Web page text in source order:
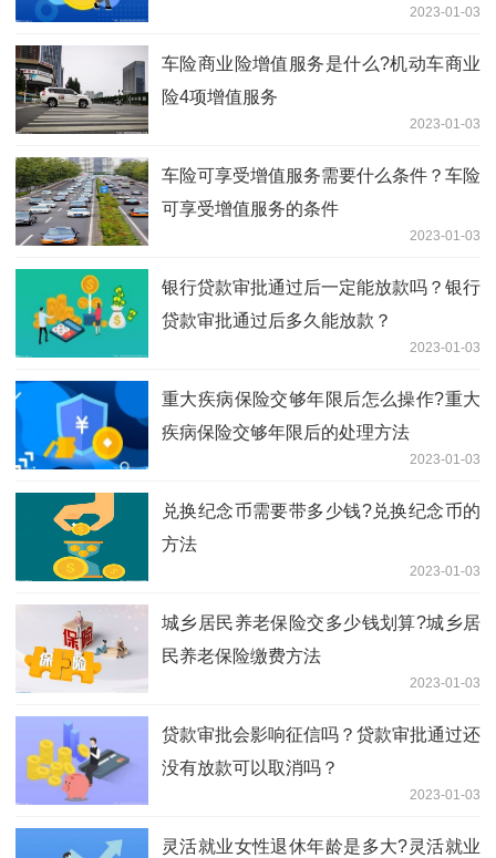
2023-01-03
车险商业险增值服务是什么?机动车商业
险4项增值服务
2023-01-03
车险可享受增值服务需要什么条件？车险
可享受增值服务的条件
2023-01-03
银行贷款审批通过后一定能放款吗？银行
贷款审批通过后多久能放款？
2023-01-03
重大疾病保险交够年限后怎么操作?重大
疾病保险交够年限后的处理方法
2023-01-03
兑换纪念币需要带多少钱?兑换纪念币的
方法
2023-01-03
城乡居民养老保险交多少钱划算?城乡居
民养老保险缴费方法
2023-01-03
贷款审批会影响征信吗？贷款审批通过还
没有放款可以取消吗？
2023-01-03
灵活就业女性退休年龄是多大?灵活就业